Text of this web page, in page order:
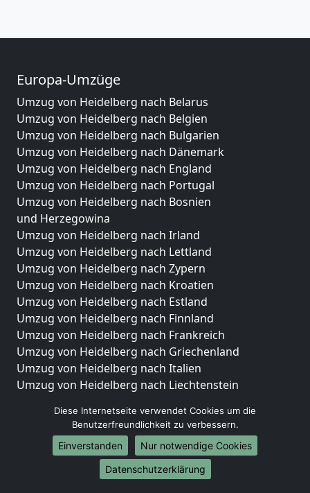
Europa-Umzüge
Umzug von Heidelberg nach Belarus
Umzug von Heidelberg nach Belgien
Umzug von Heidelberg nach Bulgarien
Umzug von Heidelberg nach Dänemark
Umzug von Heidelberg nach England
Umzug von Heidelberg nach Portugal
Umzug von Heidelberg nach Bosnien
und Herzegowina
Umzug von Heidelberg nach Irland
Umzug von Heidelberg nach Lettland
Umzug von Heidelberg nach Zypern
Umzug von Heidelberg nach Kroatien
Umzug von Heidelberg nach Estland
Umzug von Heidelberg nach Finnland
Umzug von Heidelberg nach Frankreich
Umzug von Heidelberg nach Griechenland
Umzug von Heidelberg nach Italien
Umzug von Heidelberg nach Liechtenstein
Umzug von Heidelberg nach Niederlande
Umzug von Heidelberg nach Norwegen
Umzüge-Deutschlandweit
Diese Internetseite verwendet Cookies um die
Benutzerfreundlichkeit zu verbessern.
Einverstanden
Nur notwendige Cookies
Datenschutzerklärung